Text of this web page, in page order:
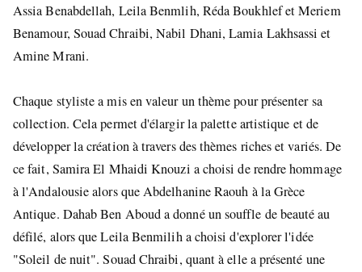
Assia Benabdellah, Leila Benmlih, Réda Boukhlef et Meriem
Benamour, Souad Chraibi, Nabil Dhani, Lamia Lakhsassi et
Amine Mrani.
Chaque styliste a mis en valeur un thème pour présenter sa
collection. Cela permet d'élargir la palette artistique et de
développer la création à travers des thèmes riches et variés. De
ce fait, Samira El Mhaidi Knouzi a choisi de rendre hommage
à l'Andalousie alors que Abdelhanine Raouh à la Grèce
Antique. Dahab Ben Aboud a donné un souffle de beauté au
défilé, alors que Leila Benmilih a choisi d'explorer l'idée
"Soleil de nuit". Souad Chraibi, quant à elle a présenté une